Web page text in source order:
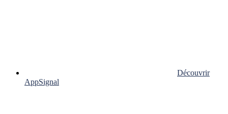
Découvrir
AppSignal